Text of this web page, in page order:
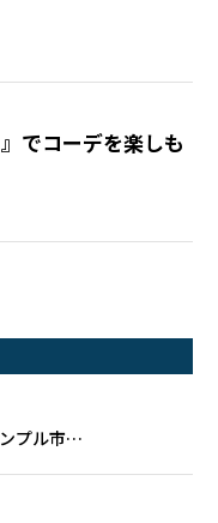
プル市…
でコーデを楽しも